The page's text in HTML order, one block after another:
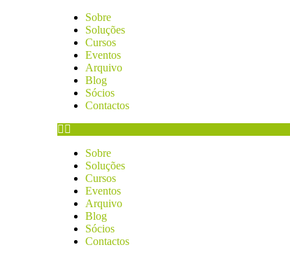
Sobre
Soluções
Cursos
Eventos
Arquivo
Blog
Sócios
Contactos
Sobre
Soluções
Cursos
Eventos
Arquivo
Blog
Sócios
Contactos